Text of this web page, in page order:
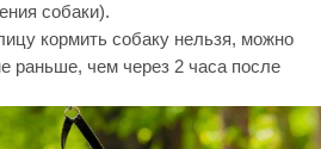
собаки).
кормить собаку нельзя, можно
раньше, чем через 2 часа после